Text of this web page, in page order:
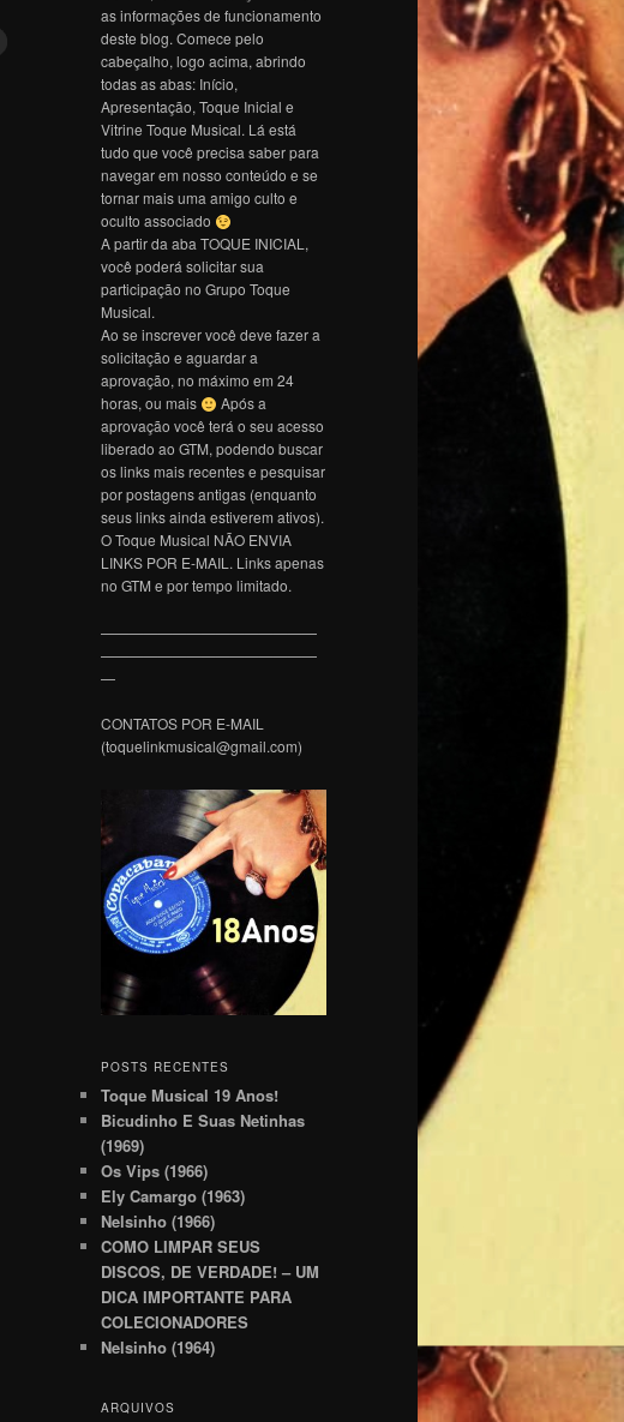
as informações de funcionamento
deste blog. Comece pelo
cabeçalho, logo acima, abrindo
todas as abas: Início,
Apresentação, Toque Inicial e
Vitrine Toque Musical. Lá está
tudo que você precisa saber para
navegar em nosso conteúdo e se
tornar mais uma amigo culto e
oculto associado
A partir da aba TOQUE INICIAL,
você poderá solicitar sua
participação no Grupo Toque
Musical.
Ao se inscrever você deve fazer a
solicitação e aguardar a
aprovação, no máximo em 24
horas, ou mais
Após a
aprovação você terá o seu acesso
liberado ao GTM, podendo buscar
os links mais recentes e pesquisar
por postagens antigas (enquanto
seus links ainda estiverem ativos).
O Toque Musical NÃO ENVIA
LINKS POR E-MAIL. Links apenas
no GTM e por tempo limitado.
———————————————
———————————————
—
CONTATOS POR E-MAIL
(toquelinkmusical@gmail.com)
POSTS RECENTES
Toque Musical 19 Anos!
Bicudinho E Suas Netinhas
(1969)
Os Vips (1966)
Ely Camargo (1963)
Nelsinho (1966)
COMO LIMPAR SEUS
DISCOS, DE VERDADE! – UM
DICA IMPORTANTE PARA
COLECIONADORES
Nelsinho (1964)
ARQUIVOS